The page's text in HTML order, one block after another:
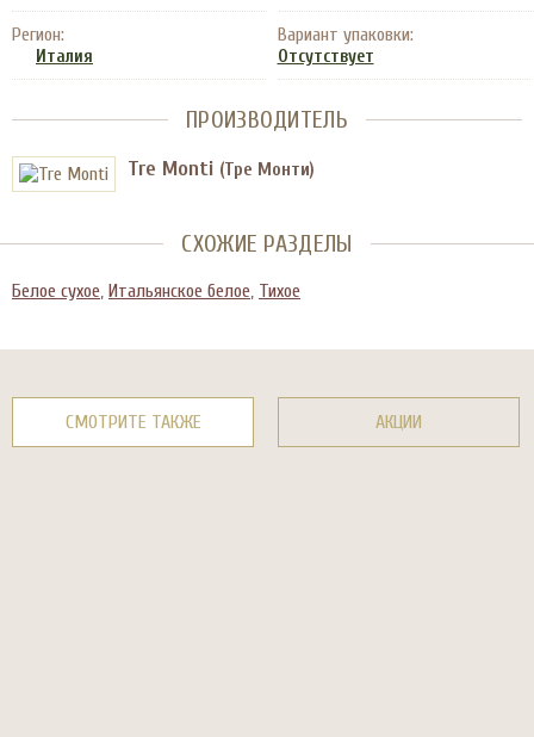
Регион:
Италия
Вариант упаковки:
Отсутствует
ПРОИЗВОДИТЕЛЬ
Tre Monti (Тре Монти)
СХОЖИЕ РАЗДЕЛЫ
Белое сухое, Итальянское белое, Тихое
СМОТРИТЕ ТАКЖЕ АКЦИИ